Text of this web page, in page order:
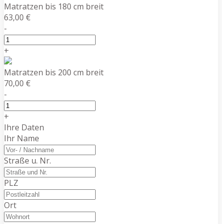
Matratzen bis 180 cm breit
63,00 €
-
+
Matratzen bis 200 cm breit
70,00 €
-
+
Ihre Daten
Ihr Name
Straße u. Nr.
PLZ
Ort